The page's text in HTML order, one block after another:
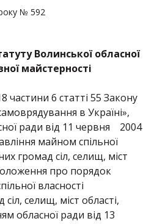
№ 592
Волинської обласної
майстерності
частини 6 статті 55 Закону
в Україні»,
ради від 11 червня 2004
майном спільної
громад сіл, селищ, міст
про порядок
власності
селищ, міст області,
обласної ради від 13